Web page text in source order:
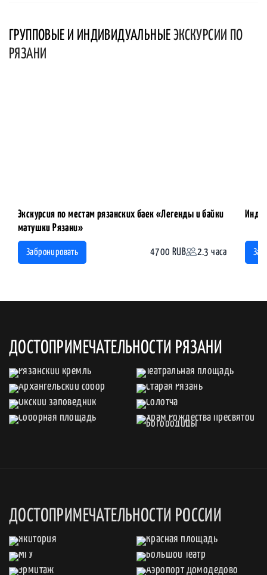
ГРУППОВЫЕ И ИНДИВИДУАЛЬНЫЕ ЭКСКУРСИИ ПО
РЯЗАНИ
Экскурсия по местам рязанских баек «Легенды и байки
матушки Рязани»
Забронировать 4700 RUB 2.3 часа
ДОСТОПРИМЕЧАТЕЛЬНОСТИ РЯЗАНИ
ДОСТОПРИМЕЧАТЕЛЬНОСТИ РОССИИ